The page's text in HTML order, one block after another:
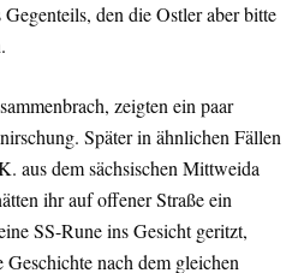
den die Ostler aber bitte
zeigten ein paar
Später in ähnlichen Fällen
aus dem sächsischen Mittweida
ihr auf offener Straße ein
SS-Rune ins Gesicht geritzt,
nach dem gleichen